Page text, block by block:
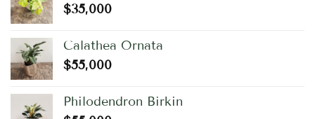
$35,000
Calathea Ornata
$55,000
Philodendron Birkin